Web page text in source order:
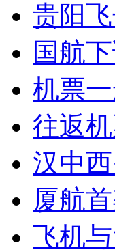
贵阳
国航
机票
往返
汉中
厦航
飞机